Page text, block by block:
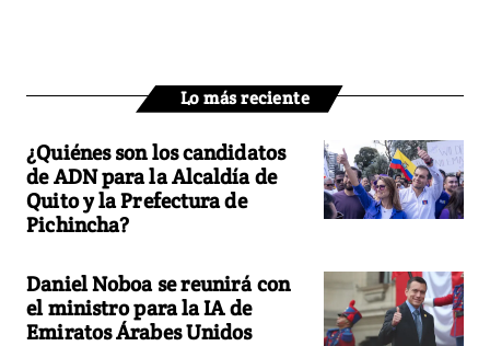
Lo más reciente
¿Quiénes son los candidatos
de ADN para la Alcaldía de
Quito y la Prefectura de
Pichincha?
Daniel Noboa se reunirá con
el ministro para la IA de
Emiratos Árabes Unidos